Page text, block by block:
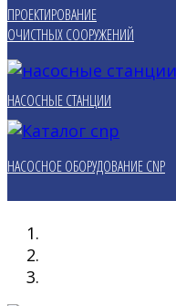
ПРОЕКТИРОВАНИЕ
ОЧИСТНЫХ СООРУЖЕНИЙ
НАСОСНЫЕ СТАНЦИИ
НАСОСНОЕ ОБОРУДОВАНИЕ CNP